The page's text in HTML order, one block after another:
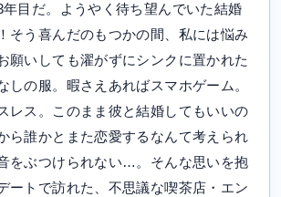
目だ。ようやく待ち望んでいた結婚
そう喜んだのもつかの間、私には悩み
願いしても濯がずにシンクに置かれた
しの服。暇さえあればスマホゲーム。
レス。このまま彼と結婚してもいいの
ら誰かとまた恋愛するなんて考えられ
をぶつけられない…。そんな思いを抱
ートで訪れた、不思議な喫茶店・エン